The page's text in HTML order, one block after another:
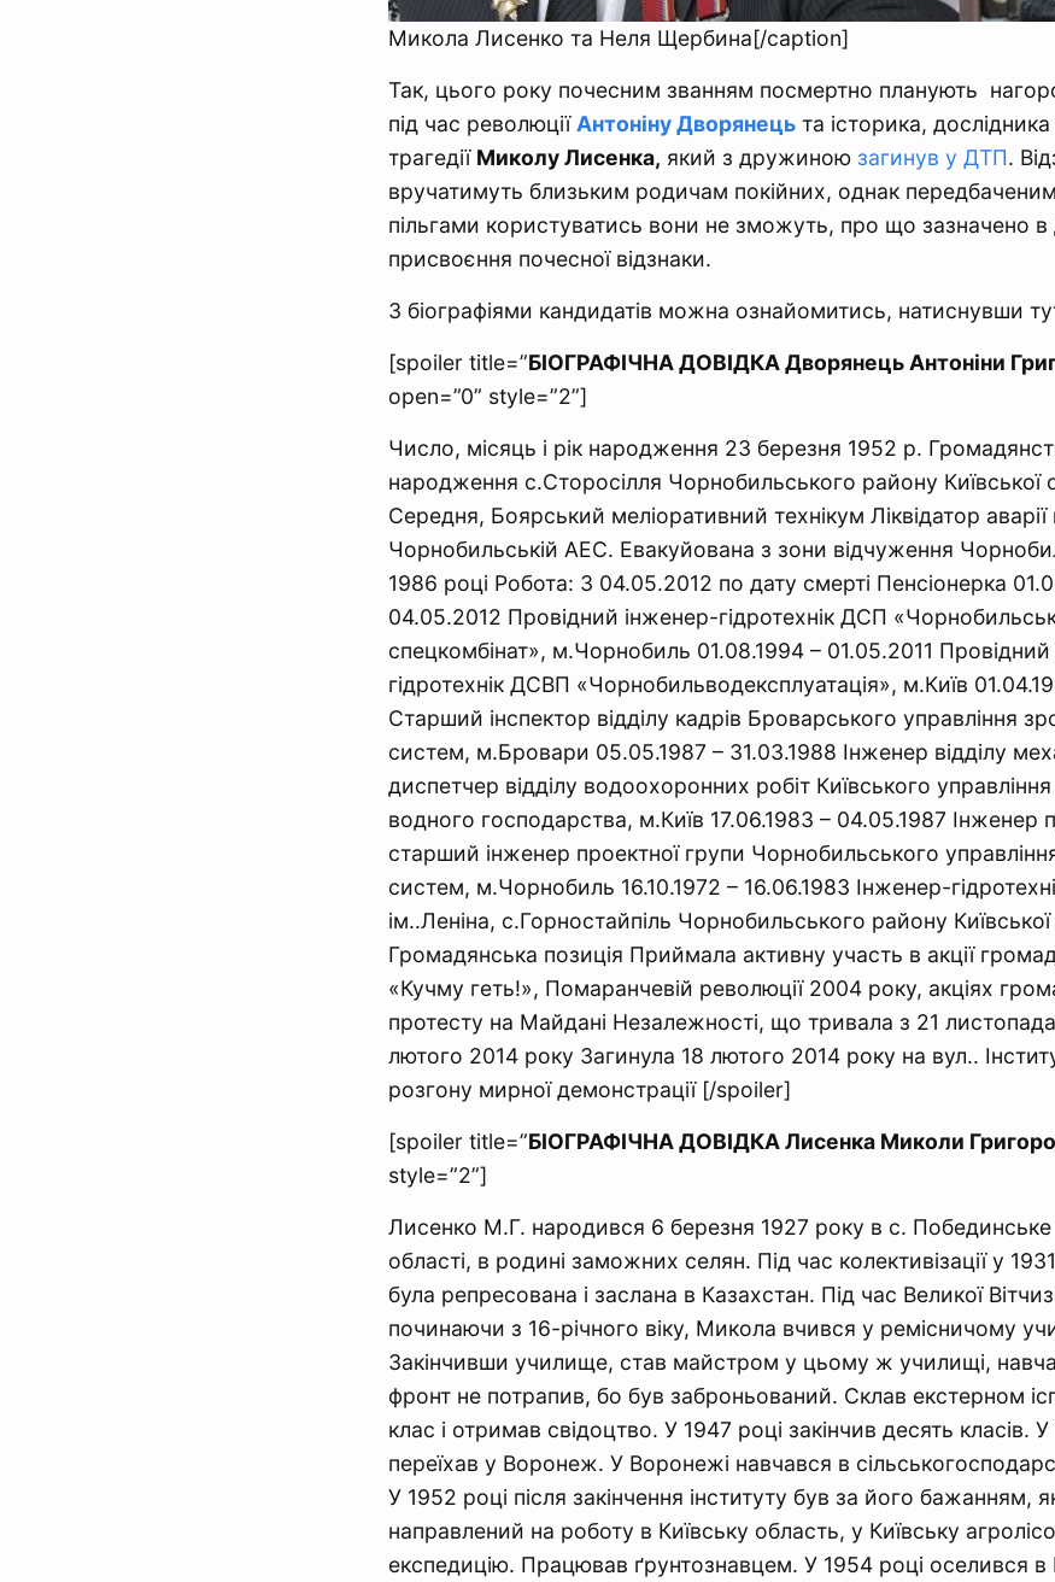
Микола Лисенко та Неля Щербина[/caption]
Так, цього року почесним званням посмертно планують
під час революції Антоніну Дворянець та історика, дослідника
трагедії Миколу Лисенка, який з дружиною загинув у ДТП.
вручатимуть близьким родичам покійних, однак
пільгами користуватись вони не зможуть, про що зазначено в
присвоєння почесної відзнаки.
З біографіями кандидатів можна ознайомитись, натиснувши
[spoiler title=”БІОГРАФІЧНА ДОВІДКА Дворянець Антоніни
open=”0” style=”2”]
Число, місяць і рік народження 23 березня 1952 р.
народження с.Сторосілля Чорнобильського району Київської
Середня, Боярський меліоративний технікум Ліквідатор аварії
Чорнобильській АЕС. Евакуйована з зони відчуження
1986 році Робота: З 04.05.2012 по дату смерті Пенсіонерка
04.05.2012 Провідний інженер-гідротехнік ДСП
спецкомбінат», м.Чорнобиль 01.08.1994 – 01.05.2011
гідротехнік ДСВП «Чорнобильводексплуатація», м.Київ
Старший інспектор відділу кадрів Броварського управління
систем, м.Бровари 05.05.1987 – 31.03.1988 Інженер відділу
диспетчер відділу водоохоронних робіт Київського управління
водного господарства, м.Київ 17.06.1983 – 04.05.1987 Інженер
старший інженер проектної групи Чорнобильського
систем, м.Чорнобиль 16.10.1972 – 16.06.1983 Інженер-
ім..Леніна, с.Горностайпіль Чорнобильського району Київської
Громадянська позиція Приймала активну участь в акції
«Кучму геть!», Помаранчевій революції 2004 року, акціях
протесту на Майдані Незалежності, що тривала з 21
лютого 2014 року Загинула 18 лютого 2014 року на вул..
розгону мирної демонстрації [/spoiler]
[spoiler title=”БІОГРАФІЧНА ДОВІДКА Лисенка Миколи
style=”2”]
Лисенко М.Г. народився 6 березня 1927 року в с. Побединське
області, в родині заможних селян. Під час колективізації у
була репресована і заслана в Казахстан. Під час Великої
починаючи з 16-річного віку, Микола вчився у ремісничому
Закінчивши училище, став майстром у цьому ж училищі,
фронт не потрапив, бо був заброньований. Склав екстерном
клас і отримав свідоцтво. У 1947 році закінчив десять класів.
переїхав у Воронеж. У Воронежі навчався в
У 1952 році після закінчення інституту був за його бажанням,
направлений на роботу в Київську область, у Київську
експедицію. Працював ґрунтознавцем. У 1954 році оселився